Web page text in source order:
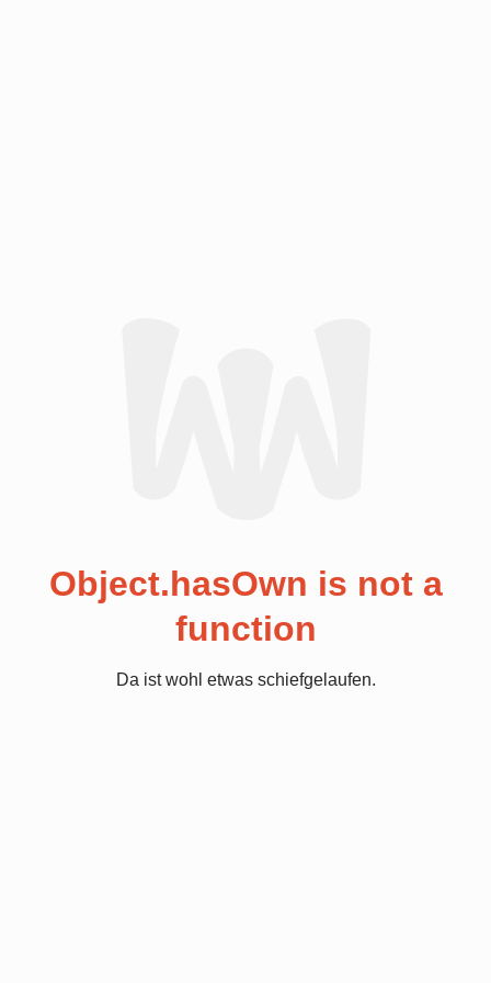
Object.hasOwn is not a
function
Da ist wohl etwas schiefgelaufen.